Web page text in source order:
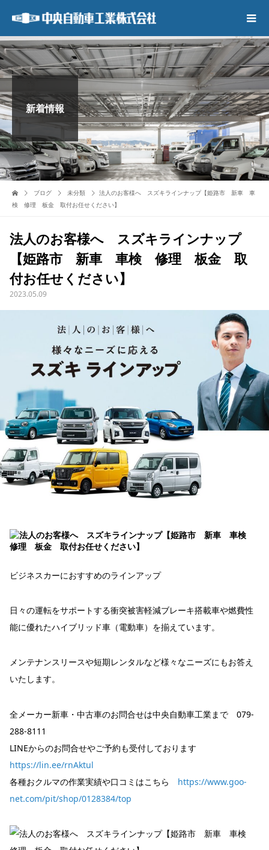
新着情報
ブログ 未分類
法人のお客様へ スズキラインナップ【姫路市 新車 車
検 修理 板金 取付お任せください】
法人のお客様へ スズキラインナップ
【姫路市 新車 車検 修理 板金 取
付お任せください】
2023.05.09
ビジネスカーにおすすめのラインアップ
日々の運転をサポートする衝突被害軽減ブレーキ搭載車や燃費性
能に優れたハイブリッド車（電動車）を揃えています。
メンテナンスリースや短期レンタルなど様々なニーズにもお答え
いたします。
全メーカー新車・中古車のお問合せは中央自動車工業まで 079-
288-8111
LINEからのお問合せやご予約も受付しております
https://lin.ee/rnAktul
各種おクルマの作業実績や口コミはこちら https://www.goo-
net.com/pit/shop/0128384/top